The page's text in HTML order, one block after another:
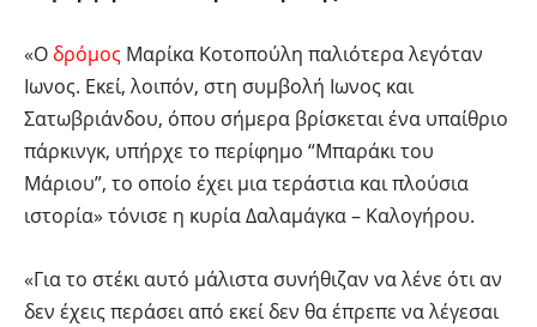
«Ο δρόμος Μαρίκα Κοτοπούλη παλιότερα λεγόταν
Ιωνος. Εκεί, λοιπόν, στη συμβολή Ιωνος και
Σατωβριάνδου, όπου σήμερα βρίσκεται ένα υπαίθριο
πάρκινγκ, υπήρχε το περίφημο “Μπαράκι του
Μάριου”, το οποίο έχει μια τεράστια και πλούσια
ιστορία» τόνισε η κυρία Δαλαμάγκα – Καλογήρου.
«Για το στέκι αυτό μάλιστα συνήθιζαν να λένε ότι αν
δεν έχεις περάσει από εκεί δεν θα έπρεπε να λέγεσαι